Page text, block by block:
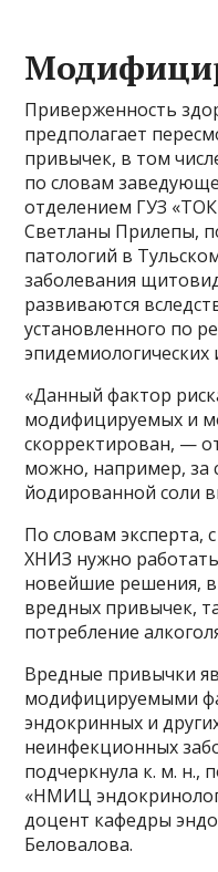
Приверженность
предполагает
привычек, в том
по словам
отделением ГУЗ
Светланы Прилепы,
патологий в
заболевания
развиваются
установленного по
эпидемиологических
«Данный фактор
модифицируемых и
скорректирован, —
можно, например, за
йодированной соли
По словам эксперта,
ХНИЗ нужно
новейшие решения,
вредных привычек,
потребление
Вредные привычки
модифицируемыми
эндокринных и
неинфекционных
подчеркнула к. м.
«НМИЦ
доцент кафедры
Беловалова.